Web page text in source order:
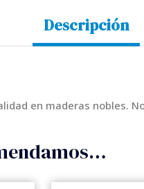
Descripción
en maderas nobles.